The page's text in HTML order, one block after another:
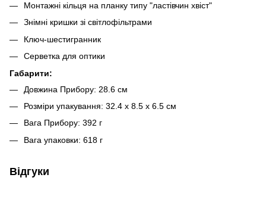
Монтажні кільця на планку типу "ластівчин хвіст"
Знімні кришки зі світлофільтрами
Ключ-шестигранник
Серветка для оптики
Габарити:
Довжина Прибору: 28.6 см
Розміри упакування: 32.4 x 8.5 x 6.5 см
Вага Прибору: 392 г
Вага упаковки: 618 г
Відгуки